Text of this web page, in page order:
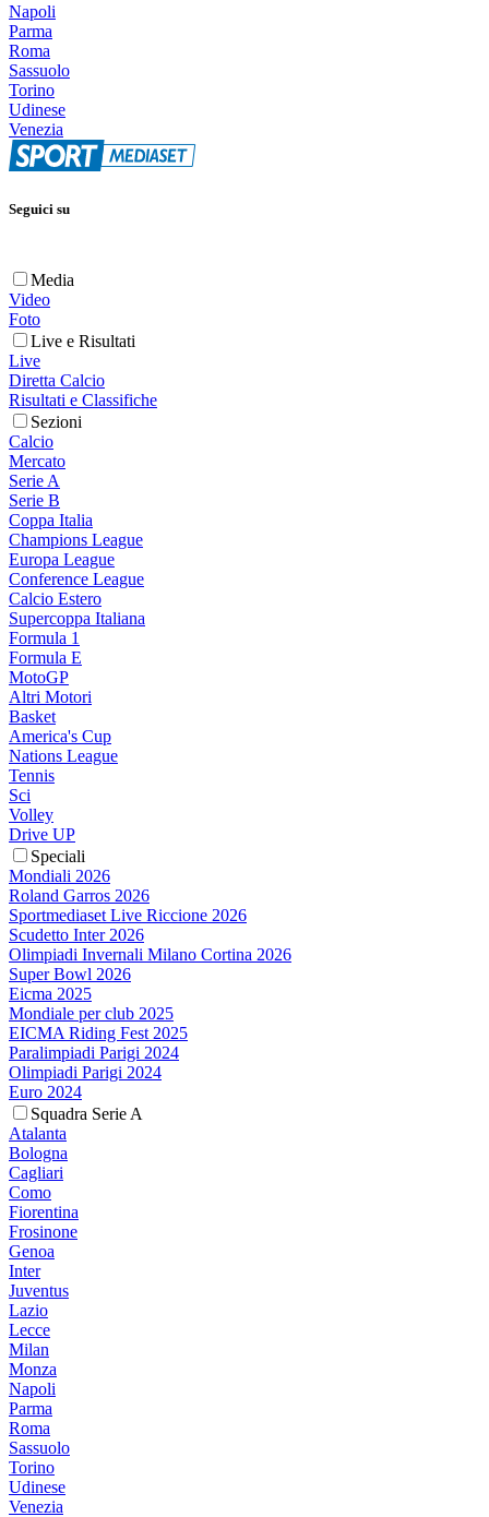
Napoli
Parma
Roma
Sassuolo
Torino
Udinese
Venezia
Seguici su
Media
Video
Foto
Live e Risultati
Live
Diretta Calcio
Risultati e Classifiche
Sezioni
Calcio
Mercato
Serie A
Serie B
Coppa Italia
Champions League
Europa League
Conference League
Calcio Estero
Supercoppa Italiana
Formula 1
Formula E
MotoGP
Altri Motori
Basket
America's Cup
Nations League
Tennis
Sci
Volley
Drive UP
Speciali
Mondiali 2026
Roland Garros 2026
Sportmediaset Live Riccione 2026
Scudetto Inter 2026
Olimpiadi Invernali Milano Cortina 2026
Super Bowl 2026
Eicma 2025
Mondiale per club 2025
EICMA Riding Fest 2025
Paralimpiadi Parigi 2024
Olimpiadi Parigi 2024
Euro 2024
Squadra Serie A
Atalanta
Bologna
Cagliari
Como
Fiorentina
Frosinone
Genoa
Inter
Juventus
Lazio
Lecce
Milan
Monza
Napoli
Parma
Roma
Sassuolo
Torino
Udinese
Venezia